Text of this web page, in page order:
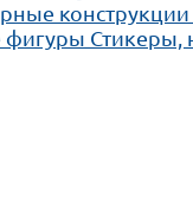
конструкции
фигуры Стикеры,